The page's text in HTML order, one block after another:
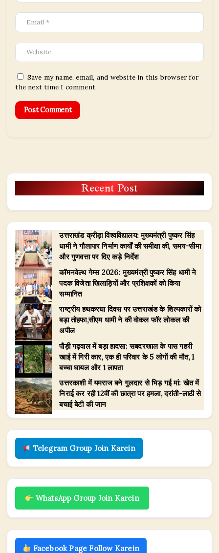
Save my name, email, and website in this browser for
the next time I comment.
Recent Post
उत्तराखंड क्रीड़ा विश्वविद्यालय: मुख्यमंत्री पुष्कर सिंह
धामी ने गौलापार निर्माण कार्यों की समीक्षा की, समय-सीमा
और गुणवत्ता पर दिए कड़े निर्देश
​कॉमनवेल्थ गेम्स 2026: मुख्यमंत्री पुष्कर सिंह धामी ने
पदक विजेता खिलाड़ियों और प्रशिक्षकों को किया
सम्मानित
राष्ट्रीय हथकरघा दिवस पर उत्तराखंड के शिल्पकारों को
बड़ा तोहफा,सीएम धामी ने की वोकल फॉर लोकल की
अपील
पौड़ी गढ़वाल में बड़ा हादसा: सबदरखाल के पास गहरी
खाई में गिरी कार, एक ही परिवार के 5 लोगों की मौत, 1
बच्चा घायल और 1 लापता
उत्तरकाशी में यमराज बने गुलदार से भिड़ गई मां: खेत में
निराई कर रही 12वीं की छात्रा पर हमला, दरांती-लाठी से
बचाई बेटी की जान
Telegram Group Join Karein
WhatsApp Group Join Karein
Facebook Page Follow Karein